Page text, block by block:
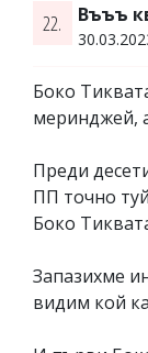
22. Въъъ
Боко
меринджей,
Преди
ПП точно
Боко
Запазихме
видим кой